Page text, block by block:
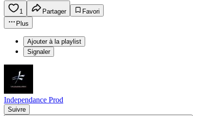
1 Partager
Favori
Plus
Ajouter à la playlist
Signaler
Independance Prod
Suivre